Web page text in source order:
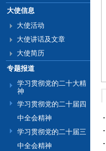
大使信息
大使活动
大使讲话及文章
大使简历
专题报道
学习贯彻党的二十大精
神
学习贯彻党的二十届四
中全会精神
学习贯彻党的二十届三
中全会精神